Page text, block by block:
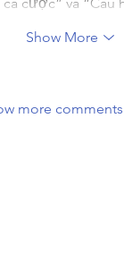
Show More
more comments